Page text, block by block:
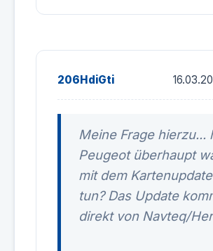
206HdiGti
Meine Frage hierzu...
Peugeot überhaupt
mit dem
tun? Das Update
direkt von Navteq/